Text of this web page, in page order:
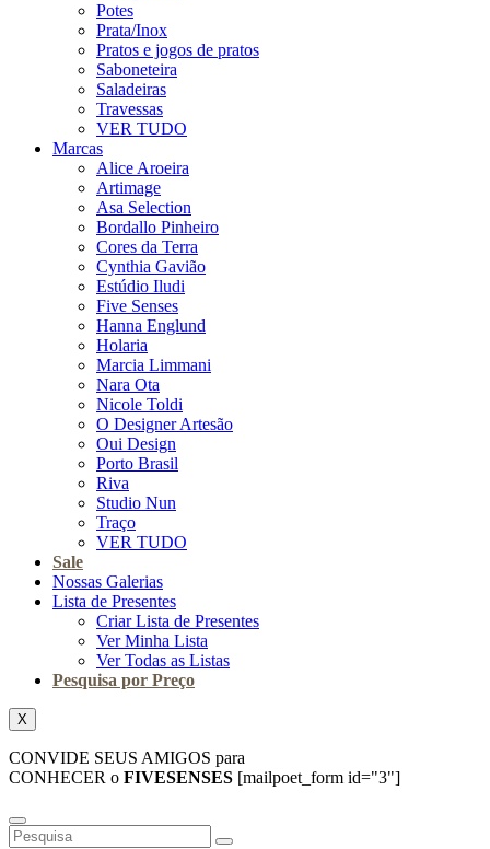
Potes
Prata/Inox
Pratos e jogos de pratos
Saboneteira
Saladeiras
Travessas
VER TUDO
Marcas
Alice Aroeira
Artimage
Asa Selection
Bordallo Pinheiro
Cores da Terra
Cynthia Gavião
Estúdio Iludi
Five Senses
Hanna Englund
Holaria
Marcia Limmani
Nara Ota
Nicole Toldi
O Designer Artesão
Oui Design
Porto Brasil
Riva
Studio Nun
Traço
VER TUDO
Sale
Nossas Galerias
Lista de Presentes
Criar Lista de Presentes
Ver Minha Lista
Ver Todas as Listas
Pesquisa por Preço
X
CONVIDE SEUS AMIGOS para
CONHECER o FIVESENSES [mailpoet_form id="3"]